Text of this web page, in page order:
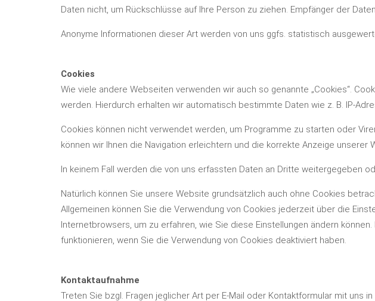
Daten nicht, um Rückschlüsse auf Ihre Person zu ziehen. Empfänger der
Anonyme Informationen dieser Art werden von uns ggfs. statistisch
Cookies
Wie viele andere Webseiten verwenden wir auch so genannte „Cookies“.
werden. Hierdurch erhalten wir automatisch bestimmte Daten wie z. B. IP-
Cookies können nicht verwendet werden, um Programme zu starten oder
können wir Ihnen die Navigation erleichtern und die korrekte Anzeige unserer
In keinem Fall werden die von uns erfassten Daten an Dritte weitergegeben
Natürlich können Sie unsere Website grundsätzlich auch ohne Cookies
Allgemeinen können Sie die Verwendung von Cookies jederzeit über die
Internetbrowsers, um zu erfahren, wie Sie diese Einstellungen ändern
funktionieren, wenn Sie die Verwendung von Cookies deaktiviert haben.
Kontaktaufnahme
Treten Sie bzgl. Fragen jeglicher Art per E-Mail oder Kontaktformular mit uns